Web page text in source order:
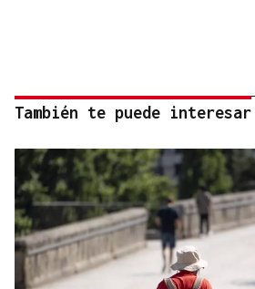
También te puede interesar